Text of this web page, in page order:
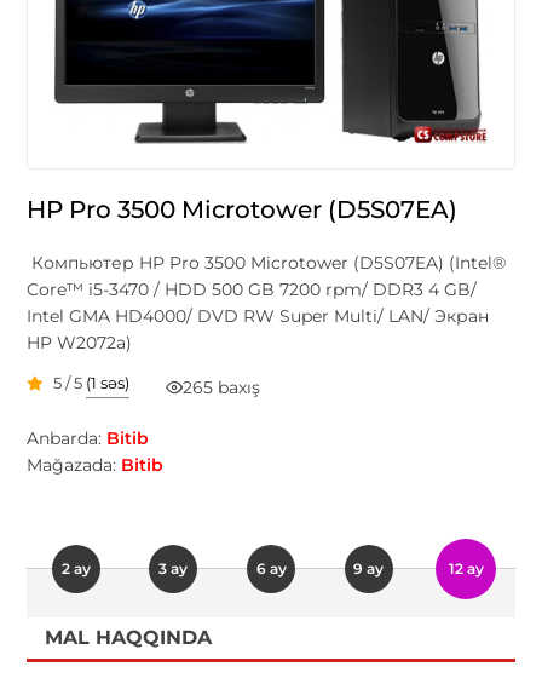
HP Pro 3500 Microtower (D5S07EA)
Компьютер HP Pro 3500 Microtower (D5S07EA) (Intel®
Core™ i5-3470 / HDD 500 GB 7200 rpm/ DDR3 4 GB/
Intel GMA HD4000/ DVD RW Super Multi/ LAN/ Экран
HP W2072a)
5 / 5 (1 səs) 265 baxış
Anbarda: Bitib
Mağazada: Bitib
2 ay 3 ay 6 ay 9 ay 12 ay
MAL HAQQINDA